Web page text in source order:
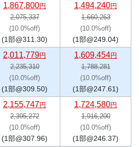
1,867,800円
2,075,337
(10.0%off)
(1部@311.30)
1,494,240円
1,660,263
(10.0%off)
(1部@249.04)
2,011,779円
2,235,310
(10.0%off)
(1部@309.50)
1,609,454円
1,788,281
(10.0%off)
(1部@247.61)
2,155,747円
2,395,272
(10.0%off)
(1部@307.96)
1,724,580円
1,916,200
(10.0%off)
(1部@246.37)